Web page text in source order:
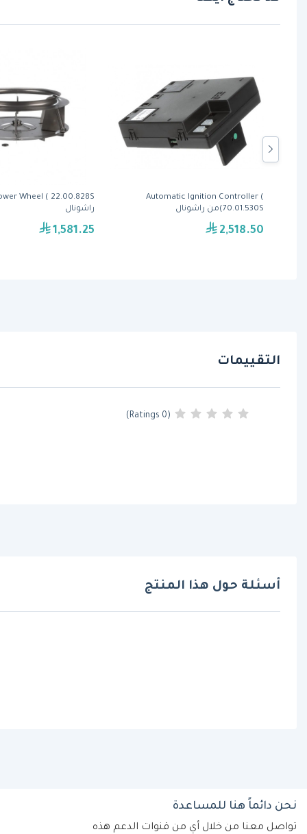
راشونال
1,581.25
Automatic Ignition Controller (
70.01.530S)من راشونال
2,518.50
التقييمات
(0 Ratings)
أسئلة حول هذا المنتج
نحن دائماً هنا للمساعدة
تواصل معنا من خلال أي من قنوات الدعم هذه